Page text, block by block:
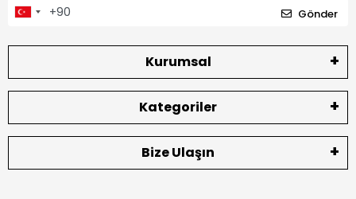
Gönder
Kurumsal
Kategoriler
Bize Ulaşın